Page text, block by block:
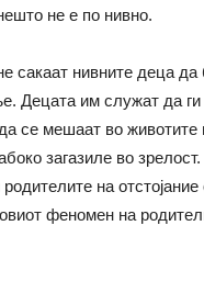
не е по нивно.
сакаат нивните деца да
Децата им служат да
се мешаат во
загазиле во
на
феномен на